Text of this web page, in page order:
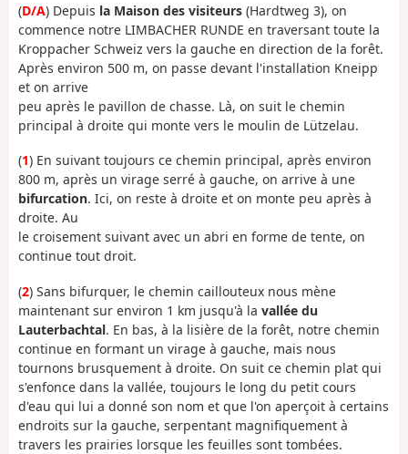
(D/A) Depuis la Maison des visiteurs (Hardtweg 3), on
commence notre LIMBACHER RUNDE en traversant toute la
Kroppacher Schweiz vers la gauche en direction de la forêt.
Après environ 500 m, on passe devant l'installation Kneipp
et on arrive
peu après le pavillon de chasse. Là, on suit le chemin
principal à droite qui monte vers le moulin de Lützelau.
(1) En suivant toujours ce chemin principal, après environ
800 m, après un virage serré à gauche, on arrive à une
bifurcation. Ici, on reste à droite et on monte peu après à
droite. Au
le croisement suivant avec un abri en forme de tente, on
continue tout droit.
(2) Sans bifurquer, le chemin caillouteux nous mène
maintenant sur environ 1 km jusqu'à la vallée du
Lauterbachtal. En bas, à la lisière de la forêt, notre chemin
continue en formant un virage à gauche, mais nous
tournons brusquement à droite. On suit ce chemin plat qui
s'enfonce dans la vallée, toujours le long du petit cours
d'eau qui lui a donné son nom et que l'on aperçoit à certains
endroits sur la gauche, serpentant magnifiquement à
travers les prairies lorsque les feuilles sont tombées.